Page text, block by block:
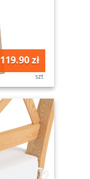
119.90 zł
szt